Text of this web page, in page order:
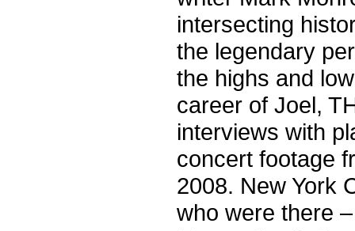
intersecting
the legendary
the highs and
career of Joel,
interviews with
concert footage
2008. New York
who were there